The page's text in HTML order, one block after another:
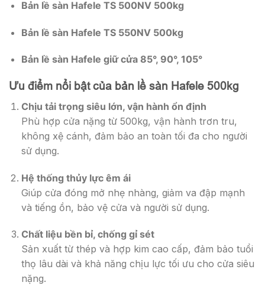
Bản lề sàn Hafele TS 500NV 500kg
Bản lề sàn Hafele TS 550NV 500kg
Bản lề sàn Hafele giữ cửa 85°, 90°, 105°
Ưu điểm nổi bật của bản lề sàn Hafele 500kg
Chịu tải trọng siêu lớn, vận hành ổn định
Phù hợp cửa nặng từ 500kg, vận hành trơn tru,
không xệ cánh, đảm bảo an toàn tối đa cho người
sử dụng.
Hệ thống thủy lực êm ái
Giúp cửa đóng mở nhẹ nhàng, giảm va đập mạnh
và tiếng ồn, bảo vệ cửa và người sử dụng.
Chất liệu bền bỉ, chống gỉ sét
Sản xuất từ thép và hợp kim cao cấp, đảm bảo tuổi
thọ lâu dài và khả năng chịu lực tối ưu cho cửa siêu
nặng.